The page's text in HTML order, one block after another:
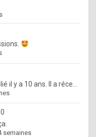
il y a 10 ans. Il a réce...
semaines